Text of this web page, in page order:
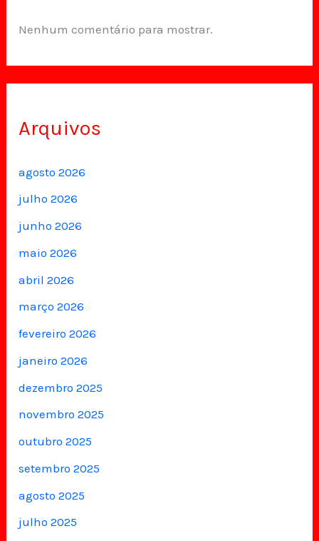
Nenhum comentário para mostrar.
Arquivos
agosto 2026
julho 2026
junho 2026
maio 2026
abril 2026
março 2026
fevereiro 2026
janeiro 2026
dezembro 2025
novembro 2025
outubro 2025
setembro 2025
agosto 2025
julho 2025